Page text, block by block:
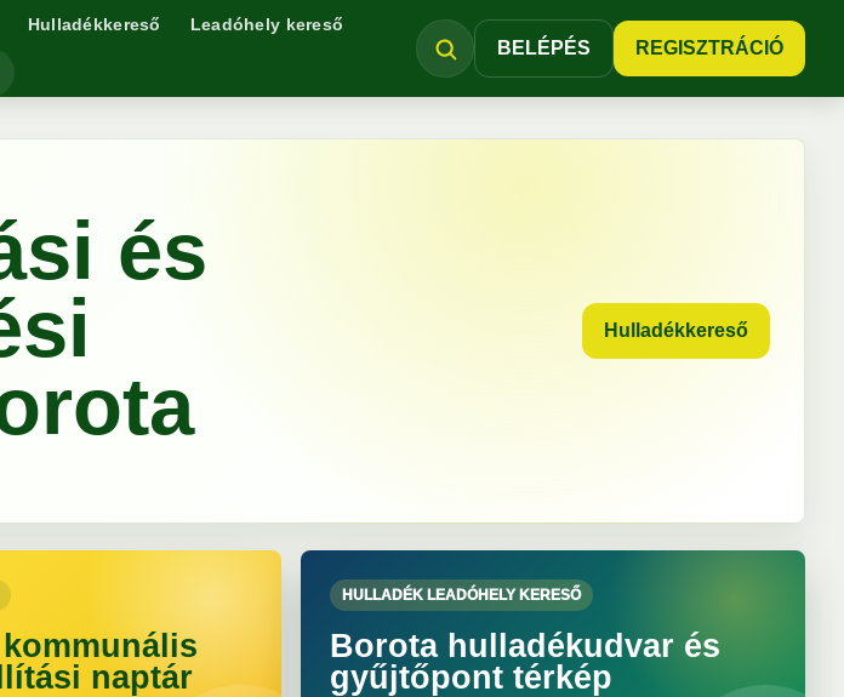
Hulladékkereső Leadóhely kereső
BELÉPÉS REGISZTRÁCIÓ
és
Hulladékkereső
naptár
HULLADÉK LEADÓHELY KERESŐ
Borota hulladékudvar és
gyűjtőpont térkép